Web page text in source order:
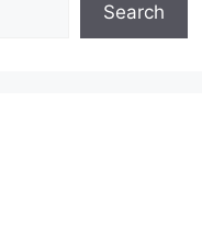
Search